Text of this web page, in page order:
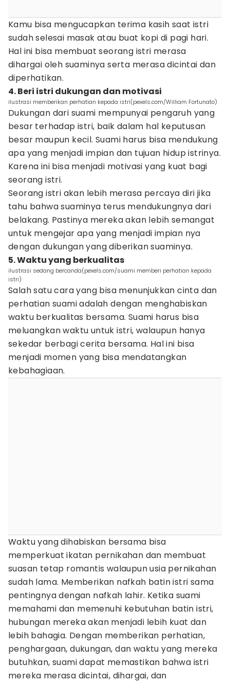
Kamu bisa mengucapkan terima kasih saat istri
sudah selesai masak atau buat kopi di pagi hari.
Hal ini bisa membuat seorang istri merasa
dihargai oleh suaminya serta merasa dicintai dan
diperhatikan.
4. Beri istri dukungan dan motivasi
ilustrasi memberikan perhatian kepada istri(pexels.com/William Fortunato)
Dukungan dari suami mempunyai pengaruh yang
besar terhadap istri, baik dalam hal keputusan
besar maupun kecil. Suami harus bisa mendukung
apa yang menjadi impian dan tujuan hidup istrinya.
Karena ini bisa menjadi motivasi yang kuat bagi
seorang istri.
Seorang istri akan lebih merasa percaya diri jika
tahu bahwa suaminya terus mendukungnya dari
belakang. Pastinya mereka akan lebih semangat
untuk mengejar apa yang menjadi impian nya
dengan dukungan yang diberikan suaminya.
5. Waktu yang berkualitas
ilustrasi sedang bercanda(pexels.com/suami memberi perhatian kepada
istri)
Salah satu cara yang bisa menunjukkan cinta dan
perhatian suami adalah dengan menghabiskan
waktu berkualitas bersama. Suami harus bisa
meluangkan waktu untuk istri, walaupun hanya
sekedar berbagi cerita bersama. Hal ini bisa
menjadi momen yang bisa mendatangkan
kebahagiaan.
Waktu yang dihabiskan bersama bisa
memperkuat ikatan pernikahan dan membuat
suasan tetap romantis walaupun usia pernikahan
sudah lama. Memberikan nafkah batin istri sama
pentingnya dengan nafkah lahir. Ketika suami
memahami dan memenuhi kebutuhan batin istri,
hubungan mereka akan menjadi lebih kuat dan
lebih bahagia. Dengan memberikan perhatian,
penghargaan, dukungan, dan waktu yang mereka
butuhkan, suami dapat memastikan bahwa istri
mereka merasa dicintai, dihargai, dan